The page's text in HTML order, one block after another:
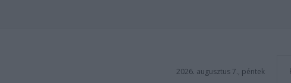
2026. augusztus 7., péntek